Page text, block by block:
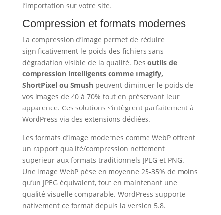
l’importation sur votre site.
Compression et formats modernes
La compression d’image permet de réduire
significativement le poids des fichiers sans
dégradation visible de la qualité. Des outils de
compression intelligents comme Imagify,
ShortPixel ou Smushpeuvent diminuer le poids de
vos images de 40 à 70% tout en préservant leur
apparence. Ces solutions s’intègrent parfaitement à
WordPress via des extensions dédiées.
Les formats d’image modernes comme WebP offrent
un rapport qualité/compression nettement
supérieur aux formats traditionnels JPEG et PNG.
Une image WebP pèse en moyenne 25-35% de moins
qu’un JPEG équivalent, tout en maintenant une
qualité visuelle comparable. WordPress supporte
nativement ce format depuis la version 5.8.